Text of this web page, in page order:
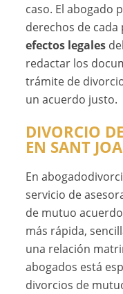
caso. El abogado
derechos de
efectos legales
redactar los
trámite de
un acuerdo justo.
DIVORCIO
EN SANT
En
servicio de
de mutuo
más rápida,
una relación
abogados está
divorcios de